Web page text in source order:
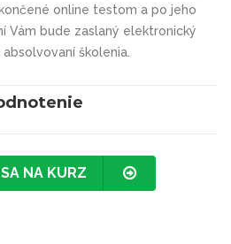
online testom a po jeho
Vám bude zaslaný elektronický
školenia.
NA KURZ